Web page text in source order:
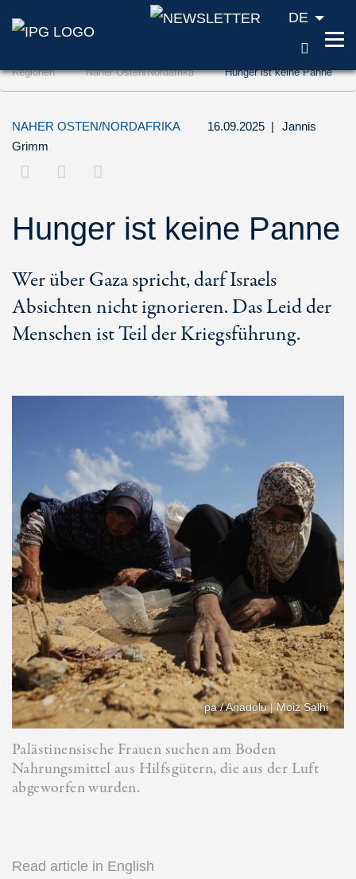
Zum Inhalt springen (Accesskey '1')
Zur Suche springen (Accesskey '2')
Zur Navigation springen (Accesskey '3')
DE
Regionen Naher Osten/Nordafrika Hunger ist keine Panne
NAHER OSTEN/NORDAFRIKA 16.09.2025 |
Jannis
Grimm
Hunger ist keine Panne
Wer über Gaza spricht, darf Israels
Absichten nicht ignorieren. Das Leid der
Menschen ist Teil der Kriegsführung.
pa / Anadolu | Moiz Salhi
Palästinensische Frauen suchen am Boden
Nahrungsmittel aus Hilfsgütern, die aus der Luft
abgeworfen wurden.
Read article in English